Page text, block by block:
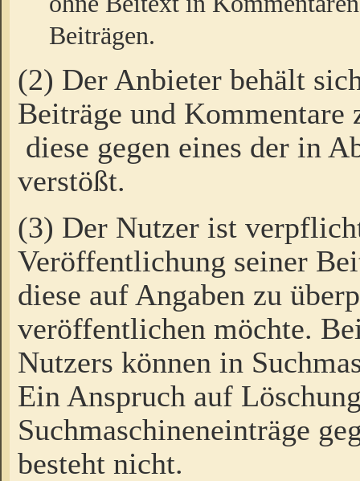
Beiträgen.
(2) Der Anbieter behält
Beiträge und Kommentare
diese gegen eines der in
verstößt.
(3) Der Nutzer ist
Veröffentlichung seiner
diese auf Angaben zu
veröffentlichen möchte.
Nutzers können in
Ein Anspruch auf
Suchmaschineneinträge
besteht nicht.